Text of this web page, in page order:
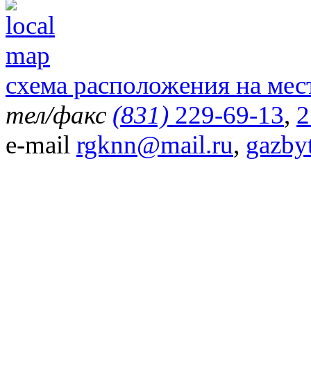
схема расположения на
тел/факс (831) 229-69-13,
e-mail rgknn@mail.ru,